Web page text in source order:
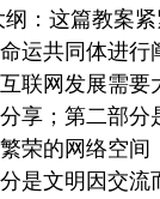
：这篇教案紧
运共同体进行
联网发展需要
享；第二部分
荣的网络空间
是文明因交流